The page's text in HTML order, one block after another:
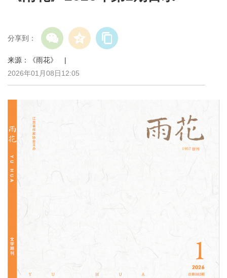
分享到：
来源：《雨花》 |
2026年01月08日12:05